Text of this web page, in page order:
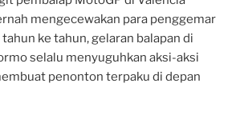
mengecewakan para penggemar
ke tahun, gelaran balapan di
selalu menyuguhkan aksi-aksi
penonton terpaku di depan